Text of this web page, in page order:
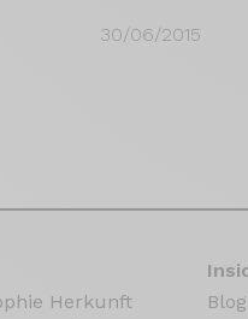
30/06/2015
Herkunft
Blog